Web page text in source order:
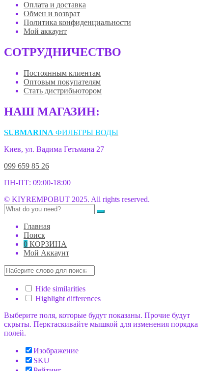
Оплата и доставка
Обмен и возврат
Политика конфиденциальности
Мой аккаунт
СОТРУДНИЧЕСТВО
Постоянным клиентам
Оптовым покупателям
Стать дистрибьютором
НАШ МАГАЗИН:
SUBMARINA ФИЛЬТРЫ ВОДЫ
Киев, ул. Вадима Гетьмана 27
099 659 85 26
ПН-ПТ: 09:00-18:00
© KIYREMPOBUT 2025. All rights reserved.
Главная
Поиск
0 КОРЗИНА
Мой Аккаунт
Hide similarities
Highlight differences
Выберите поля, которые будут показаны. Прочие будут
скрыты. Перктаскивайте мышкой для изменения порядка
полей.
Изображение
SKU